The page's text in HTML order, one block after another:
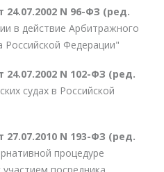
N 96-ФЗ (ред.
в действие Арбитражного
Российской Федерации"
N 102-ФЗ (ред.
судах в Российской
N 193-ФЗ (ред.
процедуре